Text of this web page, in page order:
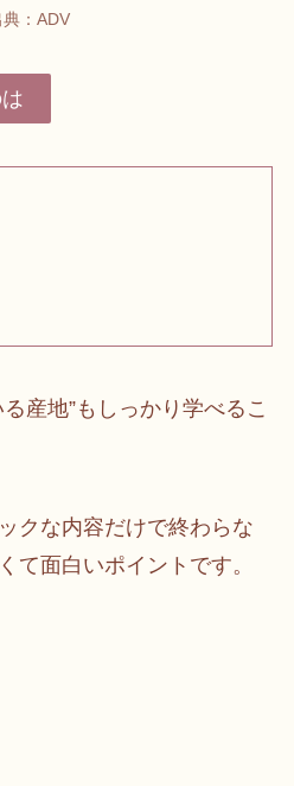
典：ADV
産地”もしっかり学べるこ
クな内容だけで終わらな
て面白いポイントです。